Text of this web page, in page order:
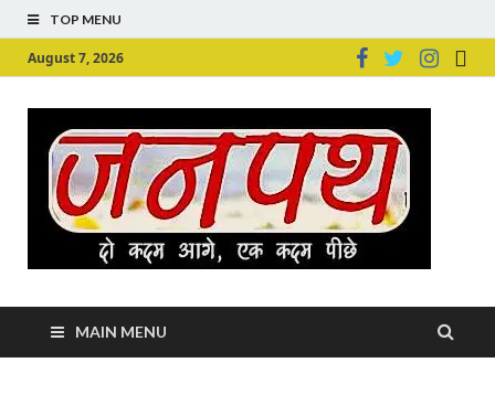
TOP MENU
August 7, 2026
MAIN MENU